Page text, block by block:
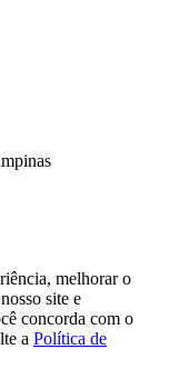
melhorar o
site e
concorda com o
a Política de